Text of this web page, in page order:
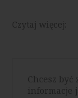
Czytaj więcej:
Chcesz być
informacje